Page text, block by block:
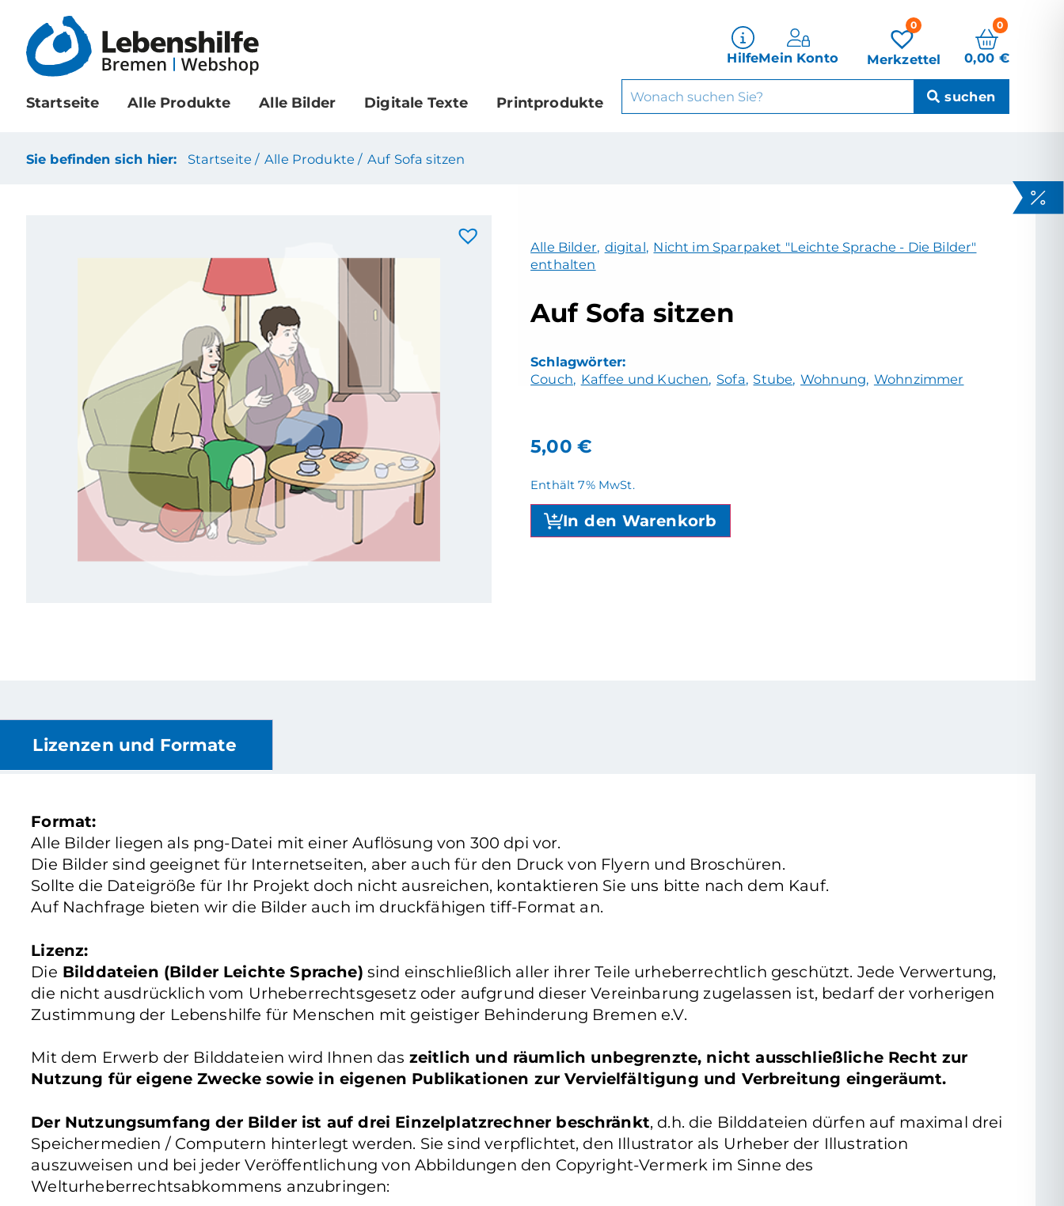
HilfeMein Konto Merkzettel
0
0,00 €
0
Startseite Alle Produkte Alle Bilder Digitale Texte Printprodukte
Sie befinden sich hier: Startseite / Alle Produkte / Auf Sofa sitzen
Alle Bilder, digital, Nicht im Sparpaket "Leichte Sprache - Die Bilder"
enthalten
Auf Sofa sitzen
Couch Kaffee und Kuchen Sofa Stube Wohnung Wohnzimmer
5,00 €
Enthält 7% MwSt.
In den Warenkorb
Lizenzen und Formate
Format:
Alle Bilder liegen als png-Datei mit einer Auflösung von 300 dpi vor.
Die Bilder sind geeignet für Internetseiten, aber auch für den Druck von Flyern und Broschüren.
Sollte die Dateigröße für Ihr Projekt doch nicht ausreichen, kontaktieren Sie uns bitte nach dem Kauf.
Auf Nachfrage bieten wir die Bilder auch im druckfähigen tiff-Format an.
Lizenz:
Die Bilddateien (Bilder Leichte Sprache) sind einschließlich aller ihrer Teile urheberrechtlich geschützt. Jede Verwertung,
die nicht ausdrücklich vom Urheberrechtsgesetz oder aufgrund dieser Vereinbarung zugelassen ist, bedarf der vorherigen
Zustimmung der Lebenshilfe für Menschen mit geistiger Behinderung Bremen e.V.
Mit dem Erwerb der Bilddateien wird Ihnen das zeitlich und räumlich unbegrenzte, nicht ausschließliche Recht zur
Nutzung für eigene Zwecke sowie in eigenen Publikationen zur Vervielfältigung und Verbreitung eingeräumt.
Der Nutzungsumfang der Bilder ist auf drei Einzelplatzrechner beschränkt, d.h. die Bilddateien dürfen auf maximal drei
Speichermedien / Computern hinterlegt werden. Sie sind verpflichtet, den Illustrator als Urheber der Illustration
auszuweisen und bei jeder Veröffentlichung von Abbildungen den Copyright-Vermerk im Sinne des
Welturheberrechtsabkommens anzubringen: